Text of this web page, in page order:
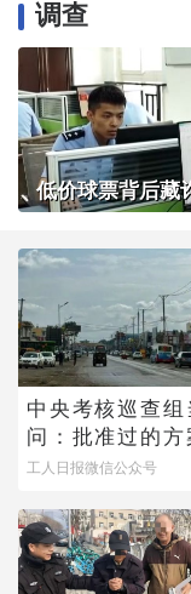
调查
低价球票背后藏
中央考核巡查组
问：批准过的方
不执行？
工人日报微信公众号